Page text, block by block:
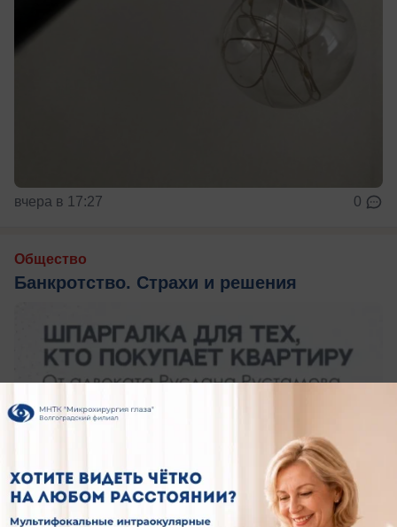
вчера в 17:27 0
Общество
Банкротство. Страхи и решения